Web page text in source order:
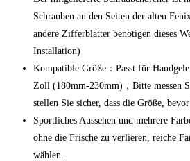
Schrauben an den Seiten der alten
andere Zifferblätter benötigen dieses
Installation)
Kompatible Größe：Passt für
Zoll (180mm-230mm)，Bitte messen
stellen Sie sicher, dass die Größe,
Sportliches Aussehen und mehrere
ohne die Frische zu verlieren, reiche
wählen.